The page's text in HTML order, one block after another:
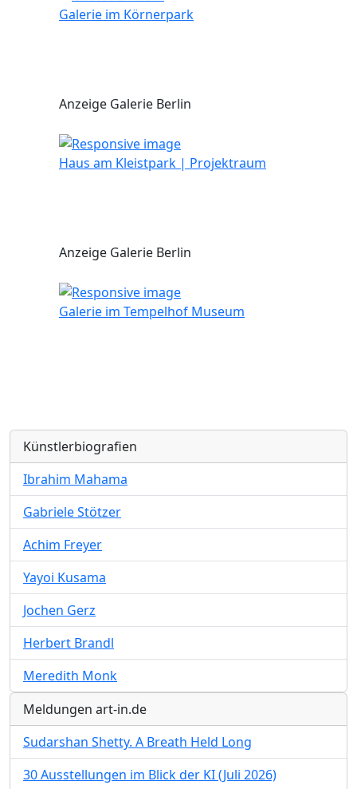
Galerie im Körnerpark
Anzeige Galerie Berlin
Haus am Kleistpark | Projektraum
Anzeige Galerie Berlin
Galerie im Tempelhof Museum
Künstlerbiografien
Ibrahim Mahama
Gabriele Stötzer
Achim Freyer
Yayoi Kusama
Jochen Gerz
Herbert Brandl
Meredith Monk
Meldungen art-in.de
Sudarshan Shetty. A Breath Held Long
30 Ausstellungen im Blick der KI (Juli 2026)